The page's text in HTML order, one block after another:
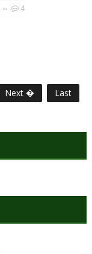
4
Next � Last